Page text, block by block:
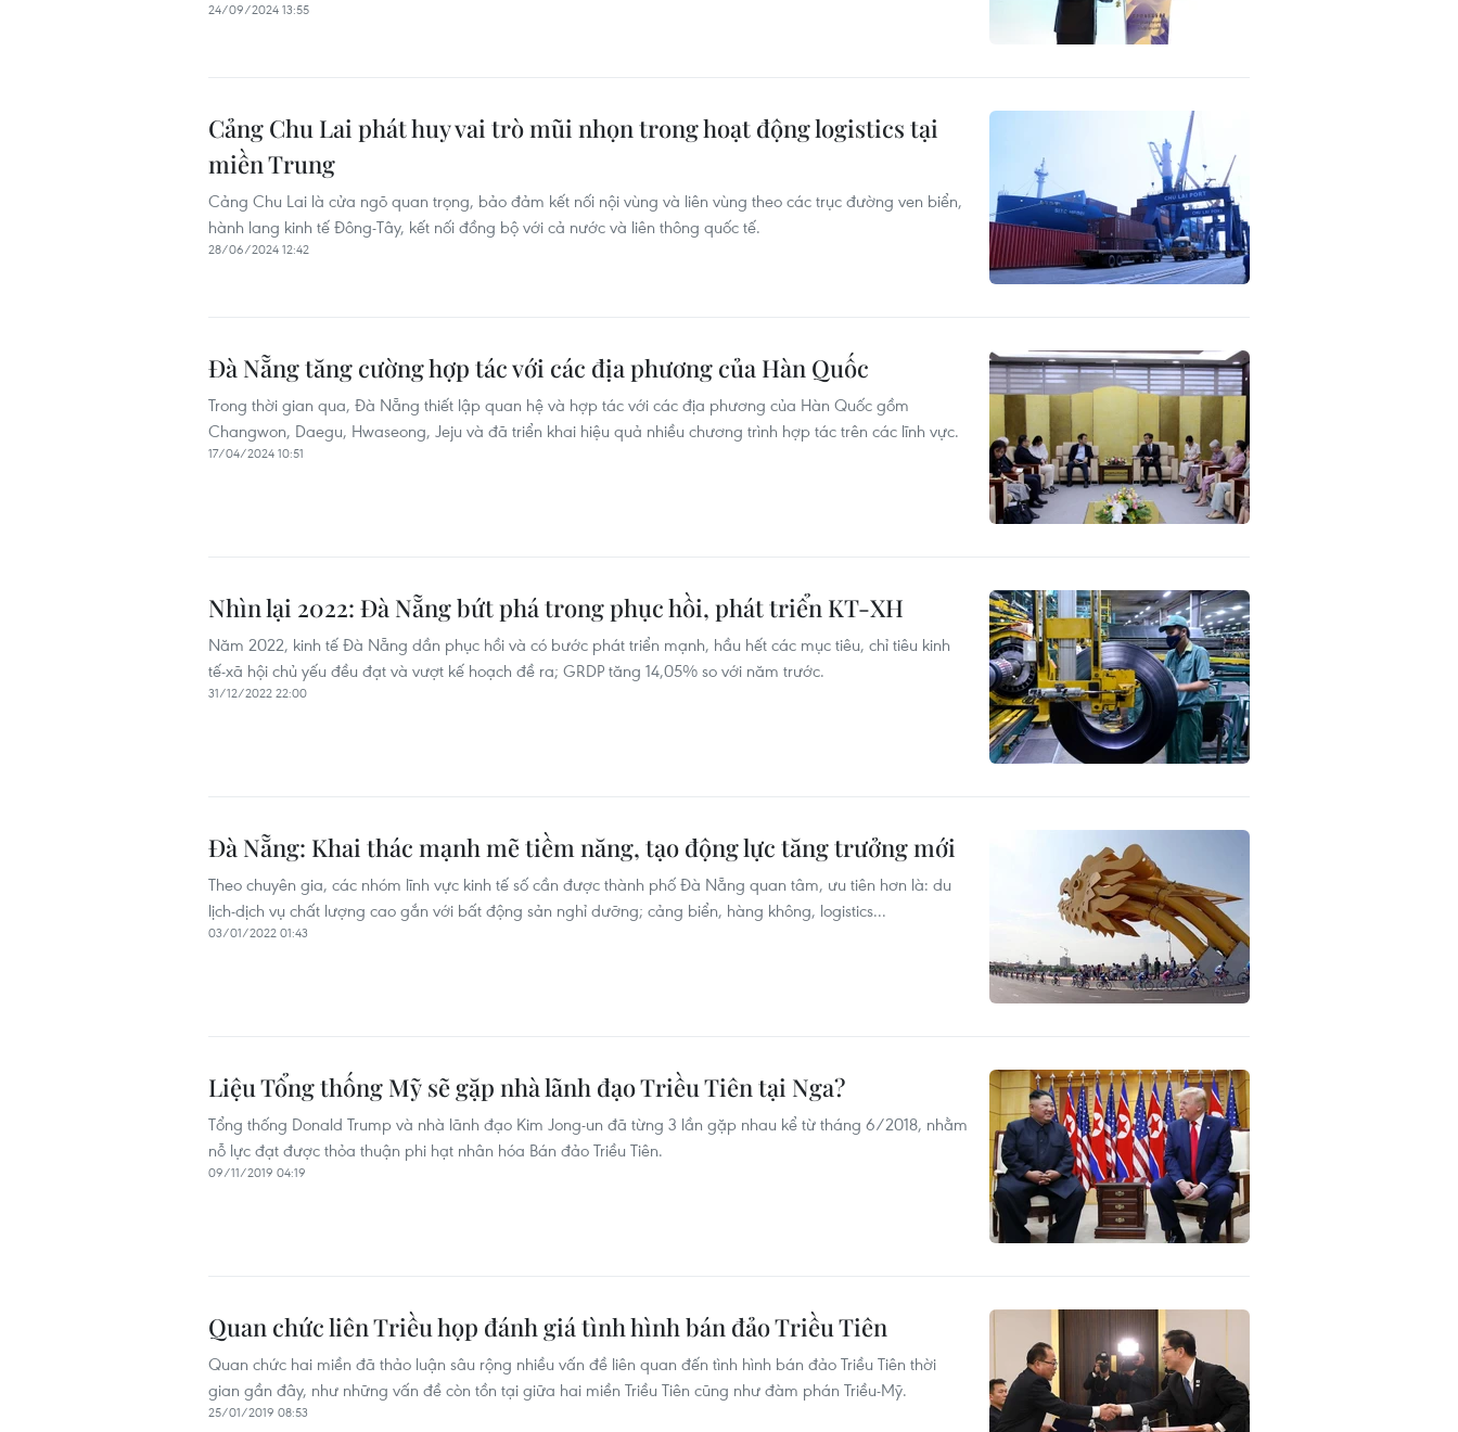
24/09/2024 13:55
Cảng Chu Lai phát huy vai trò mũi nhọn trong hoạt động logistics tại
miền Trung
Cảng Chu Lai là cửa ngõ quan trọng, bảo đảm kết nối nội vùng và liên vùng theo các trục đường ven biển,
hành lang kinh tế Đông-Tây, kết nối đồng bộ với cả nước và liên thông quốc tế.
28/06/2024 12:42
Đà Nẵng tăng cường hợp tác với các địa phương của Hàn Quốc
Trong thời gian qua, Đà Nẵng thiết lập quan hệ và hợp tác với các địa phương của Hàn Quốc gồm
Changwon, Daegu, Hwaseong, Jeju và đã triển khai hiệu quả nhiều chương trình hợp tác trên các lĩnh vực.
17/04/2024 10:51
Nhìn lại 2022: Đà Nẵng bứt phá trong phục hồi, phát triển KT-XH
Năm 2022, kinh tế Đà Nẵng dần phục hồi và có bước phát triển mạnh, hầu hết các mục tiêu, chỉ tiêu kinh
tế-xã hội chủ yếu đều đạt và vượt kế hoạch đề ra; GRDP tăng 14,05% so với năm trước.
31/12/2022 22:00
Đà Nẵng: Khai thác mạnh mẽ tiềm năng, tạo động lực tăng trưởng mới
Theo chuyên gia, các nhóm lĩnh vực kinh tế số cần được thành phố Đà Nẵng quan tâm, ưu tiên hơn là: du
lịch-dịch vụ chất lượng cao gắn với bất động sản nghỉ dưỡng; cảng biển, hàng không, logistics...
03/01/2022 01:43
Liệu Tổng thống Mỹ sẽ gặp nhà lãnh đạo Triều Tiên tại Nga?
Tổng thống Donald Trump và nhà lãnh đạo Kim Jong-un đã từng 3 lần gặp nhau kể từ tháng 6/2018, nhằm
nỗ lực đạt được thỏa thuận phi hạt nhân hóa Bán đảo Triều Tiên.
09/11/2019 04:19
Quan chức liên Triều họp đánh giá tình hình bán đảo Triều Tiên
Quan chức hai miền đã thảo luận sâu rộng nhiều vấn đề liên quan đến tình hình bán đảo Triều Tiên thời
gian gần đây, như những vấn đề còn tồn tại giữa hai miền Triều Tiên cũng như đàm phán Triều-Mỹ.
25/01/2019 08:53